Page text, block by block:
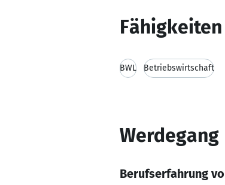
BWL Betriebswirtschaft
Werdegang
Berufserfahrung